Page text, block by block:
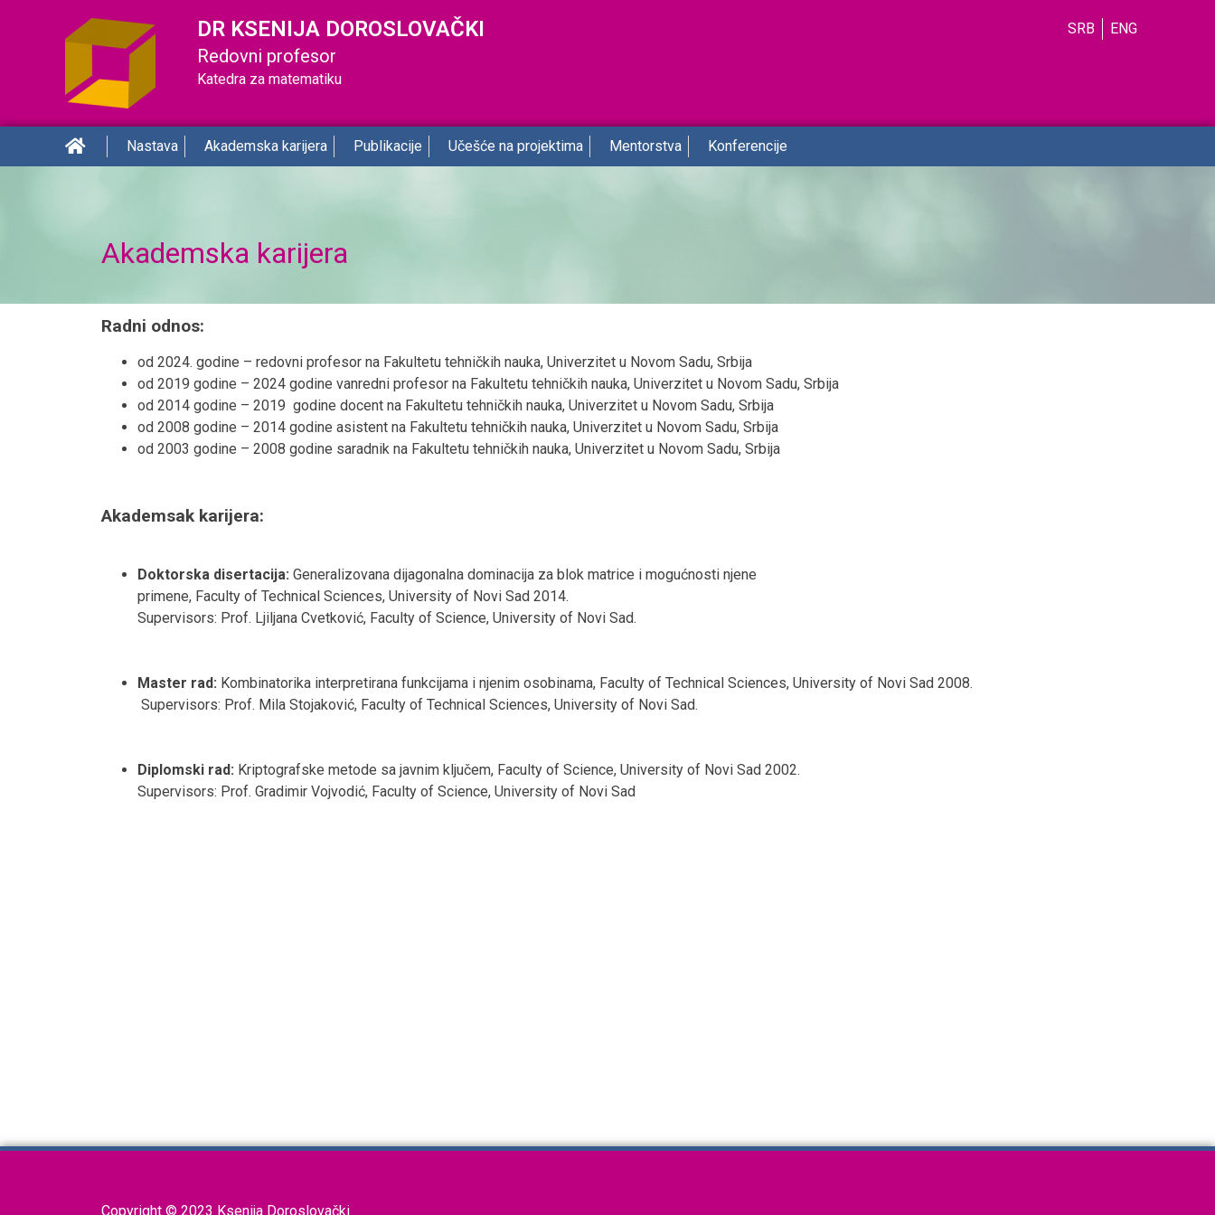
DR KSENIJA DOROSLOVAČKI
Redovni profesor
Katedra za matematiku
SRB ENG
Nastava Akademska karijera Publikacije Učešće na projektima Mentorstva Konferencije
Akademska karijera
Radni odnos:
od 2024. godine – redovni profesor na Fakultetu tehničkih nauka, Univerzitet u Novom Sadu, Srbija
od 2019 godine – 2024 godine vanredni profesor na Fakultetu tehničkih nauka, Univerzitet u Novom Sadu, Srbija
od 2014 godine – 2019 godine docent na Fakultetu tehničkih nauka, Univerzitet u Novom Sadu, Srbija
od 2008 godine – 2014 godine asistent na Fakultetu tehničkih nauka, Univerzitet u Novom Sadu, Srbija
od 2003 godine – 2008 godine saradnik na Fakultetu tehničkih nauka, Univerzitet u Novom Sadu, Srbija
Akademsak karijera:
Doktorska disertacija: Generalizovana dijagonalna dominacija za blok matrice i mogućnosti njene
primene, Faculty of Technical Sciences, University of Novi Sad 2014.
Supervisors: Prof. Ljiljana Cvetković, Faculty of Science, University of Novi Sad.
Master rad: Kombinatorika interpretirana funkcijama i njenim osobinama, Faculty of Technical Sciences, University of Novi Sad 2008.
Supervisors: Prof. Mila Stojaković, Faculty of Technical Sciences, University of Novi Sad.
Diplomski rad: Kriptografske metode sa javnim ključem, Faculty of Science, University of Novi Sad 2002.
Supervisors: Prof. Gradimir Vojvodić, Faculty of Science, University of Novi Sad
Copyright © 2023 Ksenija Doroslovački